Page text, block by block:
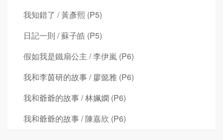
我知錯了 / 黃彥熙 (P5)
日記一則 / 蘇子皓 (P5)
假如我是鐵扇公主 / 李伊嵐 (P6)
我和李茵研的故事 / 廖懿雅 (P6)
我和爺爺的故事 / 林姵嫻 (P6)
我和爺爺的故事 / 陳嘉欣 (P6)